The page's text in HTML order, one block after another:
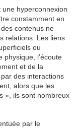
hyperconnexion
constamment en
contenus ne
relations. Les liens
ou
physique, l’écoute
et de la
des interactions
alors que les
», ils sont nombreux
par le